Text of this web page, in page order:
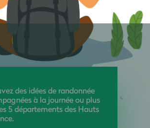
des idées de randonnée
à la journée ou plus
5 départements des Hauts